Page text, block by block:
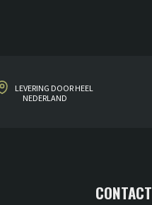
LEVERING DOOR HEEL
NEDERLAND
CONTACT